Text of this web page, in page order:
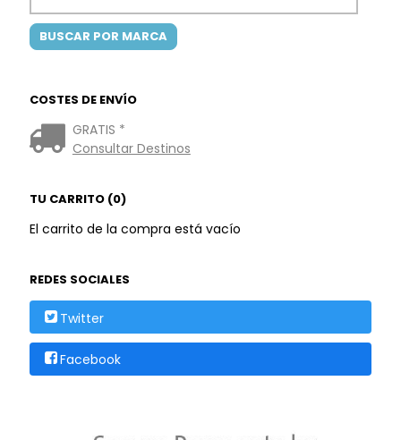
COSTES DE ENVÍO
GRATIS *
Consultar Destinos
TU CARRITO (0)
El carrito de la compra está vacío
REDES SOCIALES
Twitter
Facebook